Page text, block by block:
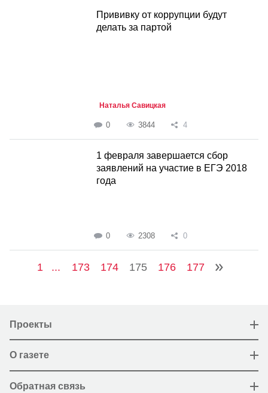
Прививку от коррупции будут
делать за партой
Наталья Савицкая
0 3844 4
1 февраля завершается сбор
заявлений на участие в ЕГЭ 2018
года
0 2308 0
1 ... 173 174 175 176 177
Проекты
О газете
Обратная связь